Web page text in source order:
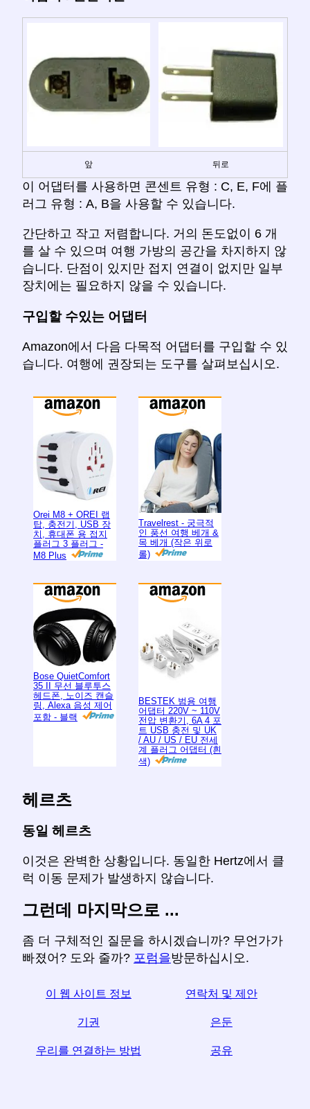
앞 뒤로
이 어댑터를 사용하면 콘센트 유형 : C, E, F에 플
러그 유형 : A, B을 사용할 수 있습니다.
간단하고 작고 저렴합니다. 거의 돈도없이 6 개
를 살 수 있으며 여행 가방의 공간을 차지하지 않
습니다. 단점이 있지만 접지 연결이 없지만 일부
장치에는 필요하지 않을 수 있습니다.
구입할 수있는 어댑터
Amazon에서 다음 다목적 어댑터를 구입할 수 있
습니다. 여행에 권장되는 도구를 살펴보십시오.
Orei M8 + OREI 랩
탑, 충전기, USB 장
치, 휴대폰 용 접지
플러그 3 플러그 -
M8 Plus
Travelrest - 궁극적
인 풍선 여행 베개 &
목 베개 (작은 위로
롤)
Bose QuietComfort
35 II 무선 블루투스
헤드폰, 노이즈 캔슬
링, Alexa 음성 제어
포함 - 블랙
BESTEK 범용 여행
어댑터 220V ~ 110V
전압 변환기, 6A 4 포
트 USB 충전 및 UK
/ AU / US / EU 전세
계 플러그 어댑터 (흰
색)
헤르츠
동일 헤르츠
이것은 완벽한 상황입니다. 동일한 Hertz에서 클
럭 이동 문제가 발생하지 않습니다.
그런데 마지막으로 ...
좀 더 구체적인 질문을 하시겠습니까? 무언가가
빠졌어? 도와 줄까? 포럼을방문하십시오.
이 웹 사이트 정보 연락처 및 제안
기권 은둔
우리를 연결하는 방법 공유